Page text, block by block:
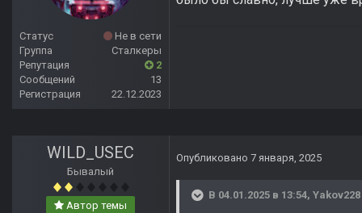
Статус
Не в сети
Группа
Сталкеры
Репутация
2
Сообщений
13
Регистрация
22.12.2023
WILD_USEC
Бывалый
Автор темы
Опубликовано 7 января, 2025
В 04.01.2025 в 13:54, Yakov228